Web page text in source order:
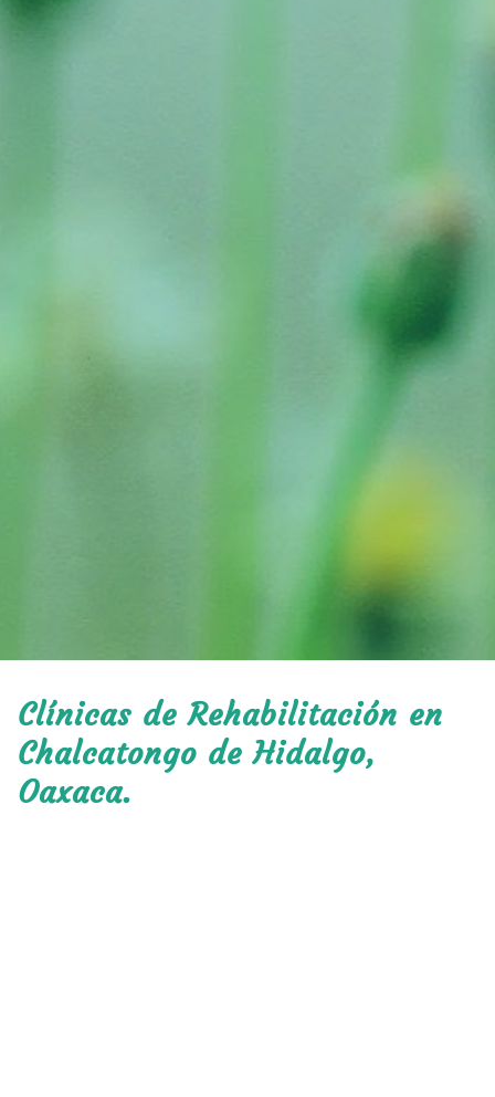
Clínicas de Rehabilitación en
Chalcatongo de Hidalgo,
Oaxaca.